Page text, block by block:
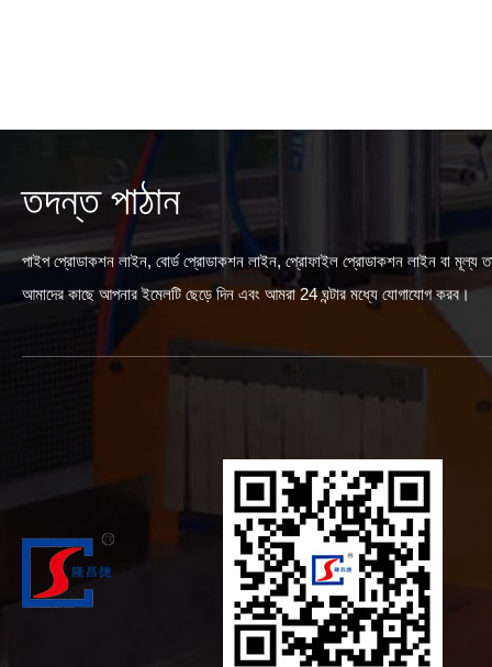
তদন্ত পাঠান
পাইপ প্রোডাকশন লাইন, বোর্ড প্রোডাকশন লাইন, প্রোফাইল প্রোডাকশন লাইন বা মূল্য
আমাদের কাছে আপনার ইমেলটি ছেড়ে দিন এবং আমরা 24 ঘন্টার মধ্যে যোগাযোগ করব।